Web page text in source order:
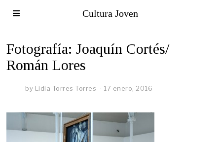
Cultura Joven
Fotografía: Joaquín Cortés/
Román Lores
by Lidia Torres Torres 17 enero, 2016